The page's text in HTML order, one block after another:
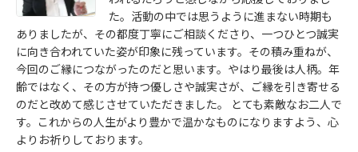
た。活動の中では思うように進まない時期も
ありましたが、その都度丁寧にご相談くださり、一つひとつ誠実
に向き合われていた姿が印象に残っています。その積み重ねが、
今回のご縁につながったのだと思います。やはり最後は人柄。年
齢ではなく、その方が持つ優しさや誠実さが、ご縁を引き寄せる
のだと改めて感じさせていただきました。 とても素敵なお二人で
す。これからの人生がより豊かで温かなものになりますよう、心
よりお祈りしております。